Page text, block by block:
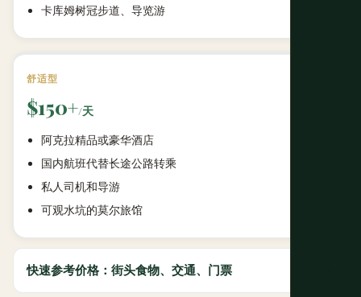
卡库姆树冠步道、导览游
舒适型
$150+/天
阿克拉精品或豪华酒店
国内航班代替长途公路转乘
私人司机和导游
可观水坑的莫尔旅馆
快速参考价格：街头食物、交通、门票